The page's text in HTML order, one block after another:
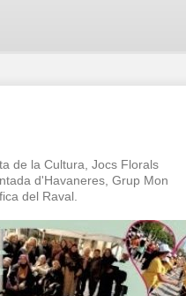
de la Cultura, Jocs Florals
d'Havaneres, Grup Mon
del Raval.